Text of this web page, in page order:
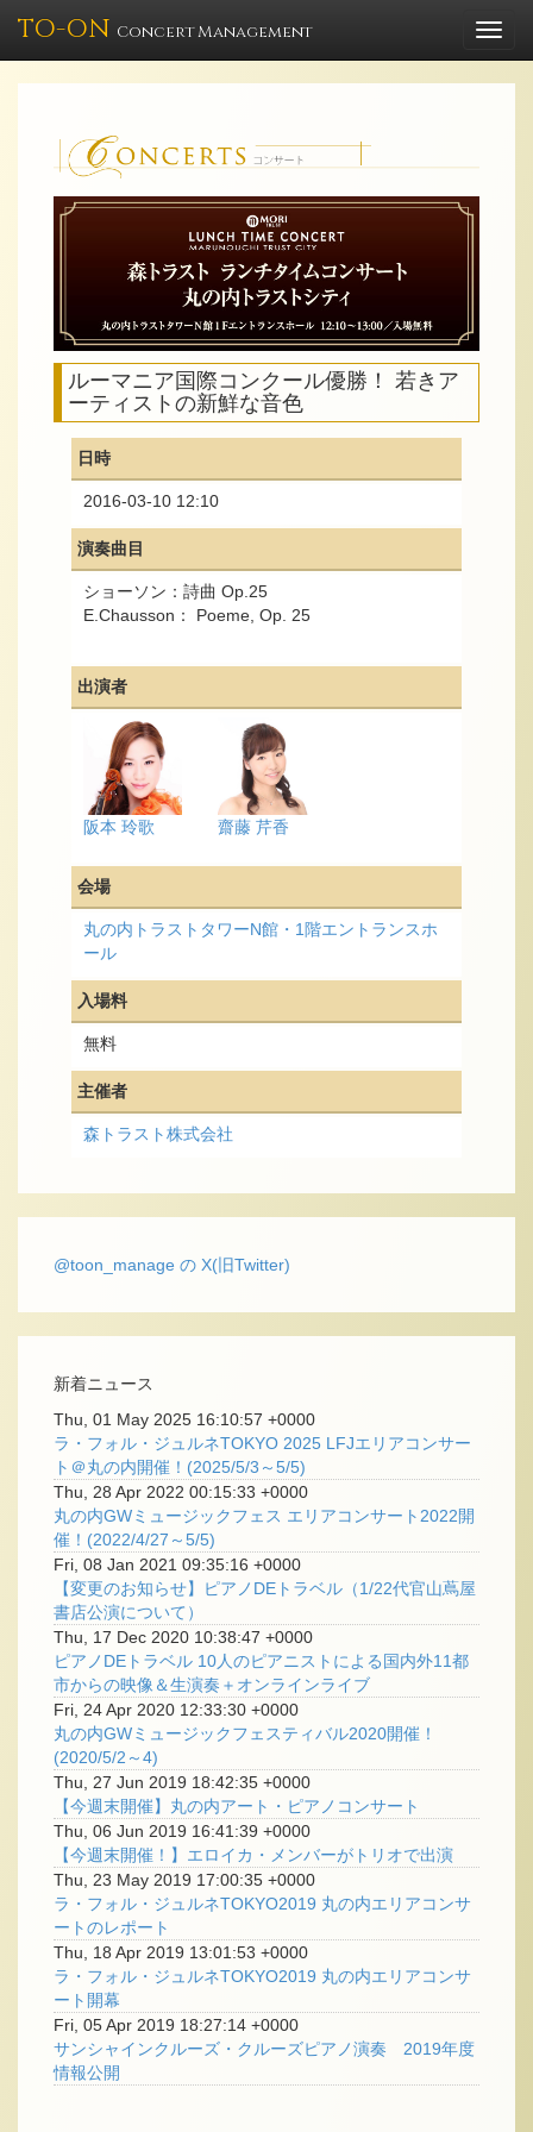
TO-ON Concert Management
ルーマニア国際コンクール優勝！ 若きア
ーティストの新鮮な音色
日時
2016-03-10 12:10
演奏曲目
ショーソン：詩曲 Op.25
E.Chausson： Poeme, Op. 25
出演者
阪本 玲歌 齋藤 芹香
会場
丸の内トラストタワーN館・1階エントランスホ
ール
入場料
無料
主催者
森トラスト株式会社
@toon_manage の X(旧Twitter)
新着ニュース
Thu, 01 May 2025 16:10:57 +0000
ラ・フォル・ジュルネTOKYO 2025 LFJエリアコンサー
ト＠丸の内開催！(2025/5/3～5/5)
Thu, 28 Apr 2022 00:15:33 +0000
丸の内GWミュージックフェス エリアコンサート2022開
催！(2022/4/27～5/5)
Fri, 08 Jan 2021 09:35:16 +0000
【変更のお知らせ】ピアノDEトラベル（1/22代官山蔦屋
書店公演について）
Thu, 17 Dec 2020 10:38:47 +0000
ピアノDEトラベル 10人のピアニストによる国内外11都
市からの映像＆生演奏＋オンラインライブ
Fri, 24 Apr 2020 12:33:30 +0000
丸の内GWミュージックフェスティバル2020開催！
(2020/5/2～4)
Thu, 27 Jun 2019 18:42:35 +0000
【今週末開催】丸の内アート・ピアノコンサート
Thu, 06 Jun 2019 16:41:39 +0000
【今週末開催！】エロイカ・メンバーがトリオで出演
Thu, 23 May 2019 17:00:35 +0000
ラ・フォル・ジュルネTOKYO2019 丸の内エリアコンサ
ートのレポート
Thu, 18 Apr 2019 13:01:53 +0000
ラ・フォル・ジュルネTOKYO2019 丸の内エリアコンサ
ート開幕
Fri, 05 Apr 2019 18:27:14 +0000
サンシャインクルーズ・クルーズピアノ演奏 2019年度
情報公開